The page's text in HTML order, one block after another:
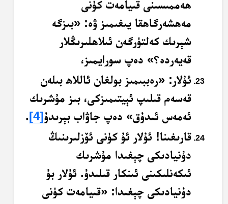
ھەممىسىنى قىيامەت كۈنى
مەھشەرگاھقا يىغىمىز ۋە: «بىزگە
شېرىك كەلتۈرگەن ئىلاھلىرىڭلار
قەيەردە؟» دەپ سورايمىز،
ئۇلار: «رەببىمىز بولغان ئاللاھ بىلەن
قەسەم قىلىپ ئېيتىمىزكى، بىز مۇشرىك
ئەمەس ئىدۇق» دەپ جاۋاب بېرىدۇ[4]
.
قارىغىنا! ئۇلار ئۇ كۈنى ئۆزلىرىنىڭ
دۇنيادىكى چېغىدا مۇشرىك
ئىكەنلىكىنى ئىنكار قىلىدۇ. ئۇلار بۇ
دۇنيادىكى چېغىدا: «قىيامەت كۈنى